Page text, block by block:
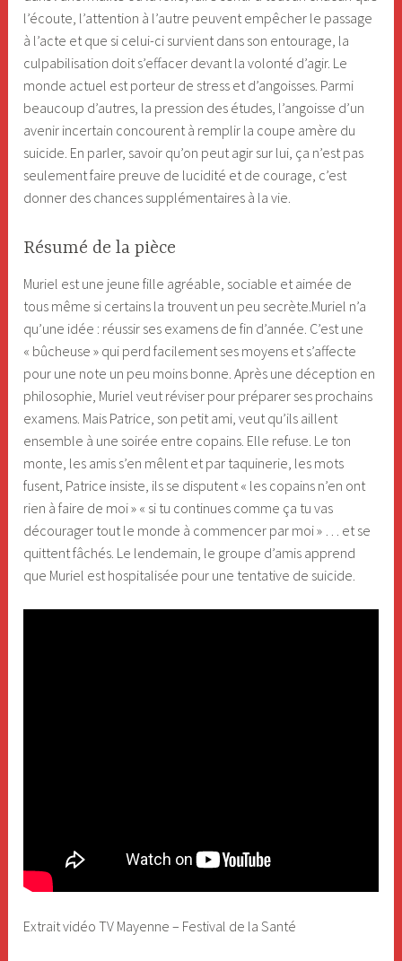
l’écoute, l’attention à l’autre peuvent empêcher le passage
à l’acte et que si celui-ci survient dans son entourage, la
culpabilisation doit s’effacer devant la volonté d’agir. Le
monde actuel est porteur de stress et d’angoisses. Parmi
beaucoup d’autres, la pression des études, l’angoisse d’un
avenir incertain concourent à remplir la coupe amère du
suicide. En parler, savoir qu’on peut agir sur lui, ça n’est pas
seulement faire preuve de lucidité et de courage, c’est
donner des chances supplémentaires à la vie.
Résumé de la pièce
Muriel est une jeune fille agréable, sociable et aimée de
tous même si certains la trouvent un peu secrète.Muriel n’a
qu’une idée : réussir ses examens de fin d’année. C’est une
« bûcheuse » qui perd facilement ses moyens et s’affecte
pour une note un peu moins bonne. Après une déception en
philosophie, Muriel veut réviser pour préparer ses prochains
examens. Mais Patrice, son petit ami, veut qu’ils aillent
ensemble à une soirée entre copains. Elle refuse. Le ton
monte, les amis s’en mêlent et par taquinerie, les mots
fusent, Patrice insiste, ils se disputent « les copains n’en ont
rien à faire de moi » « si tu continues comme ça tu vas
décourager tout le monde à commencer par moi » … et se
quittent fâchés. Le lendemain, le groupe d’amis apprend
que Muriel est hospitalisée pour une tentative de suicide.
Extrait vidéo TV Mayenne – Festival de la Santé